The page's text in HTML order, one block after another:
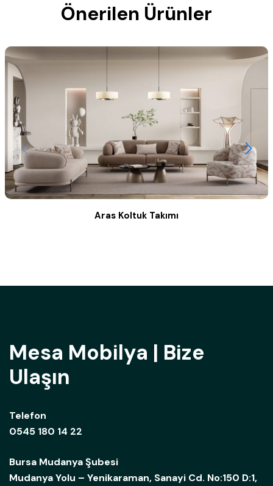
Önerilen Ürünler
Aras Koltuk Takımı
Mesa Mobilya | Bize
Ulaşın
Telefon
0545 180 14 22
Bursa Mudanya Şubesi
Mudanya Yolu – Yenikaraman, Sanayi Cd. No:150 D:1,